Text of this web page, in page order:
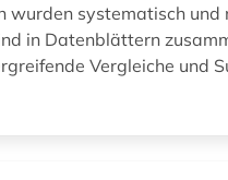
wurden systematisch
in Datenblättern
Vergleiche und